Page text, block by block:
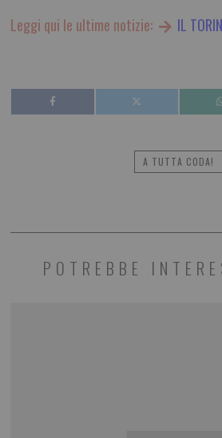
Leggi qui le ultime notizie: IL
A TUTTA CODA!
POTREBBE